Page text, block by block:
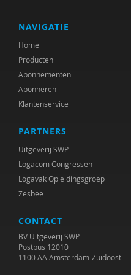
Karin Besjes-de Bock
Gert Biesta
Annerieke Boland
Freddy Bonnu
Gerrit Breeuwsma
Helma Brouwers
R.A.R. Bullens
Anja Bunthof
Goos Cardol
NAVIGATIE
Home
Producten
Abonnementen
Abonneren
Klantenservice
PARTNERS
Uitgeverij SWP
Logacom Congressen
Logavak Opleidingsgroep
Zesbee
CONTACT
BV Uitgeverij SWP
Postbus 12010
1100 AA Amsterdam-Zuidoost